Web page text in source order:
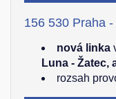
156 530 Praha
nová linka
Luna - Žatec,
rozsah